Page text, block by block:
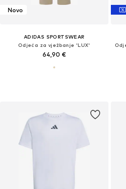
Novo
ADIDAS SPORTSWEAR
Odjeća za vježbanje 'LUX'
64,90 €